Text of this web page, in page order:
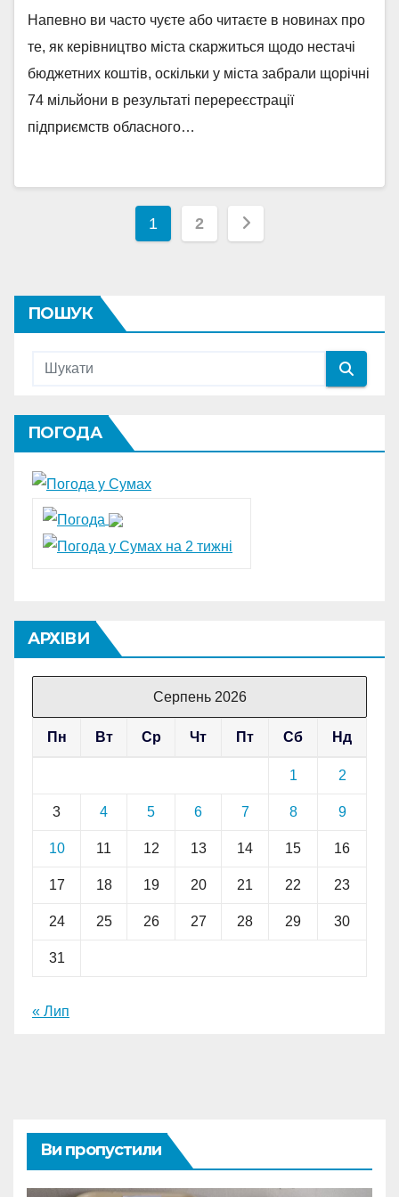
Напевно ви часто чуєте або читаєте в новинах про
те, як керівництво міста скаржиться щодо нестачі
бюджетних коштів, оскільки у міста забрали щорічні
74 мільйони в результаті перереєстрації
підприємств обласного…
Пагінація
1 2
ПОШУК
ПОГОДА
АРХІВИ
Серпень 2026
Пн Вт Ср Чт Пт Сб Нд
1 2
3 4 5 6 7 8 9
10 11 12 13 14 15 16
17 18 19 20 21 22 23
24 25 26 27 28 29 30
31
« Лип
Ви пропустили